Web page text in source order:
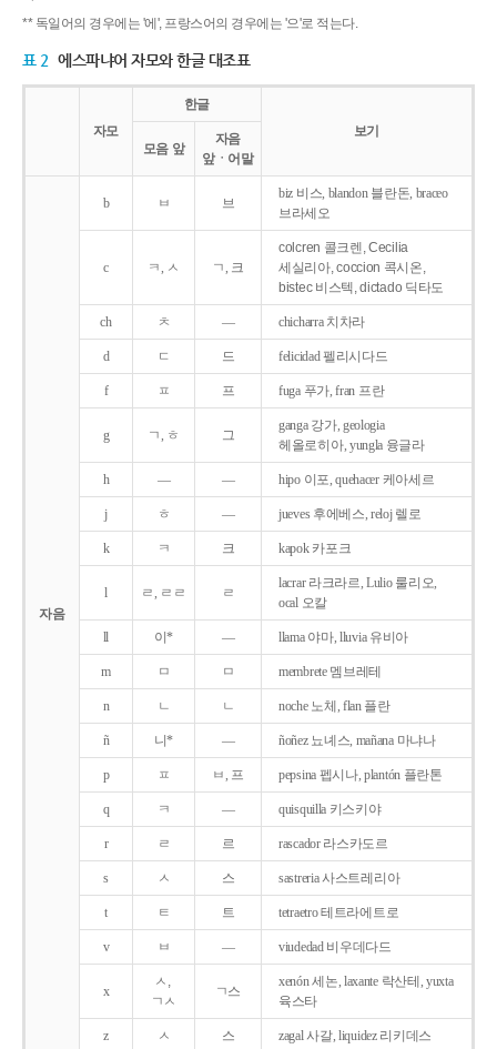
** 독일어의 경우에는 '에', 프랑스어의 경우에는 '으'로 적는다.
표 2 에스파냐어 자모와 한글 대조표
자모
한글
보기
모음 앞
자음
앞ㆍ어말
자음
b ㅂ 브
biz 비스, blandon 블란돈, braceo
브라세오
c ㅋ, ㅅ ㄱ, 크
colcren 콜크렌, Cecilia
세실리아, coccion 콕시온,
bistec 비스텍, dictado 딕타도
ch ㅊ ― chicharra 치차라
d ㄷ 드 felicidad 펠리시다드
f ㅍ 프 fuga 푸가, fran 프란
g ㄱ, ㅎ 그
ganga 강가, geologia
헤올로히아, yungla 융글라
h ― ― hipo 이포, quehacer 케아세르
j ㅎ ― jueves 후에베스, reloj 렐로
k ㅋ 크 kapok 카포크
l ㄹ, ㄹㄹ ㄹ
lacrar 라크라르, Lulio 룰리오,
ocal 오칼
ll 이* ― llama 야마, lluvia 유비아
m ㅁ ㅁ membrete 멤브레테
n ㄴ ㄴ noche 노체, flan 플란
ñ 니* ― ñoñez 뇨녜스, mañana 마냐나
p ㅍ ㅂ, 프 pepsina 펩시나, plantón 플란톤
q ㅋ ― quisquilla 키스키야
r ㄹ 르 rascador 라스카도르
s ㅅ 스 sastreria 사스트레리아
t ㅌ 트 tetraetro 테트라에트로
v ㅂ ― viudedad 비우데다드
x
ㅅ,
ㄱㅅ
ㄱ스
xenón 세논, laxante 락산테, yuxta
육스타
z ㅅ 스 zagal 사갈, liquidez 리키데스